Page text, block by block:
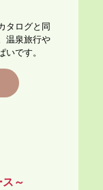
タログと同
温泉旅行や
です。
～